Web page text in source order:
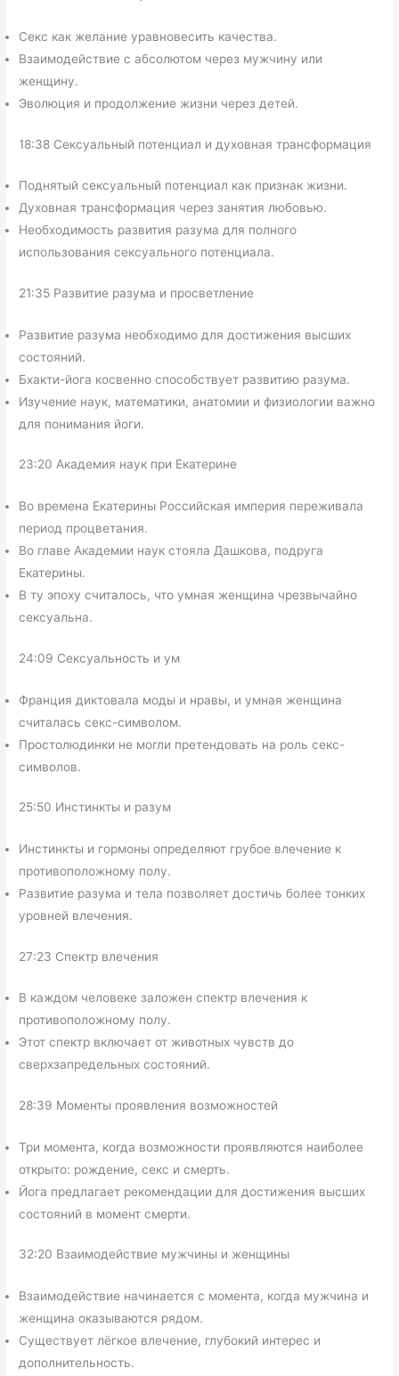
Секс как желание уравновесить качества.
Взаимодействие с абсолютом через мужчину или
женщину.
Эволюция и продолжение жизни через детей.
18:38 Сексуальный потенциал и духовная трансформация
Поднятый сексуальный потенциал как признак жизни.
Духовная трансформация через занятия любовью.
Необходимость развития разума для полного
использования сексуального потенциала.
21:35 Развитие разума и просветление
Развитие разума необходимо для достижения высших
состояний.
Бхакти-йога косвенно способствует развитию разума.
Изучение наук, математики, анатомии и физиологии важно
для понимания йоги.
23:20 Академия наук при Екатерине
Во времена Екатерины Российская империя переживала
период процветания.
Во главе Академии наук стояла Дашкова, подруга
Екатерины.
В ту эпоху считалось, что умная женщина чрезвычайно
сексуальна.
24:09 Сексуальность и ум
Франция диктовала моды и нравы, и умная женщина
считалась секс-символом.
Простолюдинки не могли претендовать на роль секс-
символов.
25:50 Инстинкты и разум
Инстинкты и гормоны определяют грубое влечение к
противоположному полу.
Развитие разума и тела позволяет достичь более тонких
уровней влечения.
27:23 Спектр влечения
В каждом человеке заложен спектр влечения к
противоположному полу.
Этот спектр включает от животных чувств до
сверхзапредельных состояний.
28:39 Моменты проявления возможностей
Три момента, когда возможности проявляются наиболее
открыто: рождение, секс и смерть.
Йога предлагает рекомендации для достижения высших
состояний в момент смерти.
32:20 Взаимодействие мужчины и женщины
Взаимодействие начинается с момента, когда мужчина и
женщина оказываются рядом.
Существует лёгкое влечение, глубокий интерес и
дополнительность.